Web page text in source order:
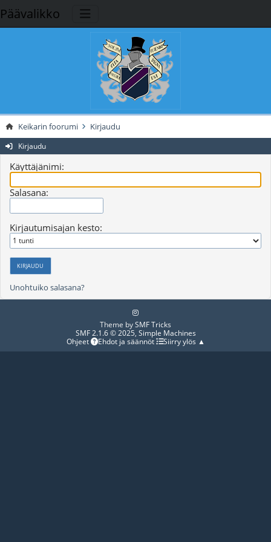
Päävalikko
Keikarin foorumi Kirjaudu
Kirjaudu
Käyttäjänimi:
Salasana:
Kirjautumisajan kesto:
Unohtuiko salasana?
Theme bySMF Tricks
SMF 2.1.6 © 2025, Simple Machines
Ohjeet
Ehdot ja säännöt Siirry ylös ▲